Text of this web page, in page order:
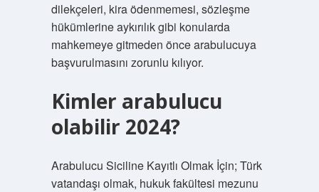
dilekçeleri, kira ödenmemesi, sözleşme
hükümlerine aykırılık gibi konularda
mahkemeye gitmeden önce arabulucuya
başvurulmasını zorunlu kılıyor.
Kimler arabulucu
olabilir 2024?
Arabulucu Siciline Kayıtlı Olmak İçin; Türk
vatandaşı olmak, hukuk fakültesi mezunu